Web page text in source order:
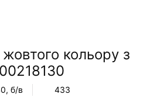
кольору з
, б/в 433